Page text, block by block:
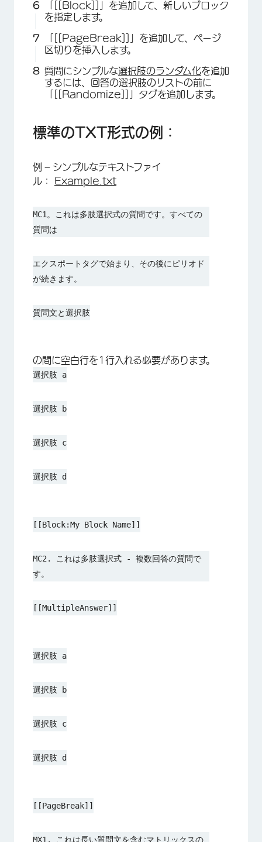
「[[Block]]」を追加して、新しいブロック
を指定します。
「[[PageBreak]]」を追加して、ページ
区切りを挿入します。
質問にシンプルな選択肢のランダム化を追加
するには、回答の選択肢のリストの前に
「[[Randomize]]」タグを追加します。
標準のTXT形式の例：
例 – シンプルなテキストファイ
ル： Example.txt
MC1。これは多肢選択式の質問です。すべての
質問は
エクスポートタグで始まり、その後にピリオド
が続きます。
質問文と選択肢
の間に空白行を1行入れる必要があります。
選択肢 a
選択肢 b
選択肢 c
選択肢 d
[[Block:My Block Name]]
MC2. これは多肢選択式 - 複数回答の質問で
す。
[[MultipleAnswer]]
選択肢 a
選択肢 b
選択肢 c
選択肢 d
[[PageBreak]]
MX1. これは長い質問文を含むマトリックスの